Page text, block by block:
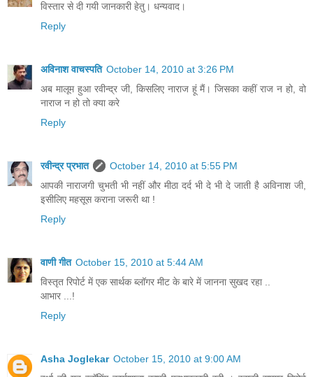
विस्तार से दी गयी जानकारी हेतु। धन्यवाद।
Reply
अविनाश वाचस्पति October 14, 2010 at 3:26 PM
अब मालूम हुआ रवीन्‍द्र जी, किसलिए नाराज हूं मैं। जिसका कहीं राज न हो, वो
नाराज न हो तो क्‍या करे
Reply
रवीन्द्र प्रभात
October 14, 2010 at 5:55 PM
आपकी नाराजगी चुभती भी नहीं और मीठा दर्द भी दे भी दे जाती है अविनाश जी,
इसीलिए महसूस कराना जरूरी था !
Reply
वाणी गीत October 15, 2010 at 5:44 AM
विस्तृत रिपोर्ट में एक सार्थक ब्लॉगर मीट के बारे में जानना सुखद रहा ..
आभार ...!
Reply
Asha Joglekar October 15, 2010 at 9:00 AM